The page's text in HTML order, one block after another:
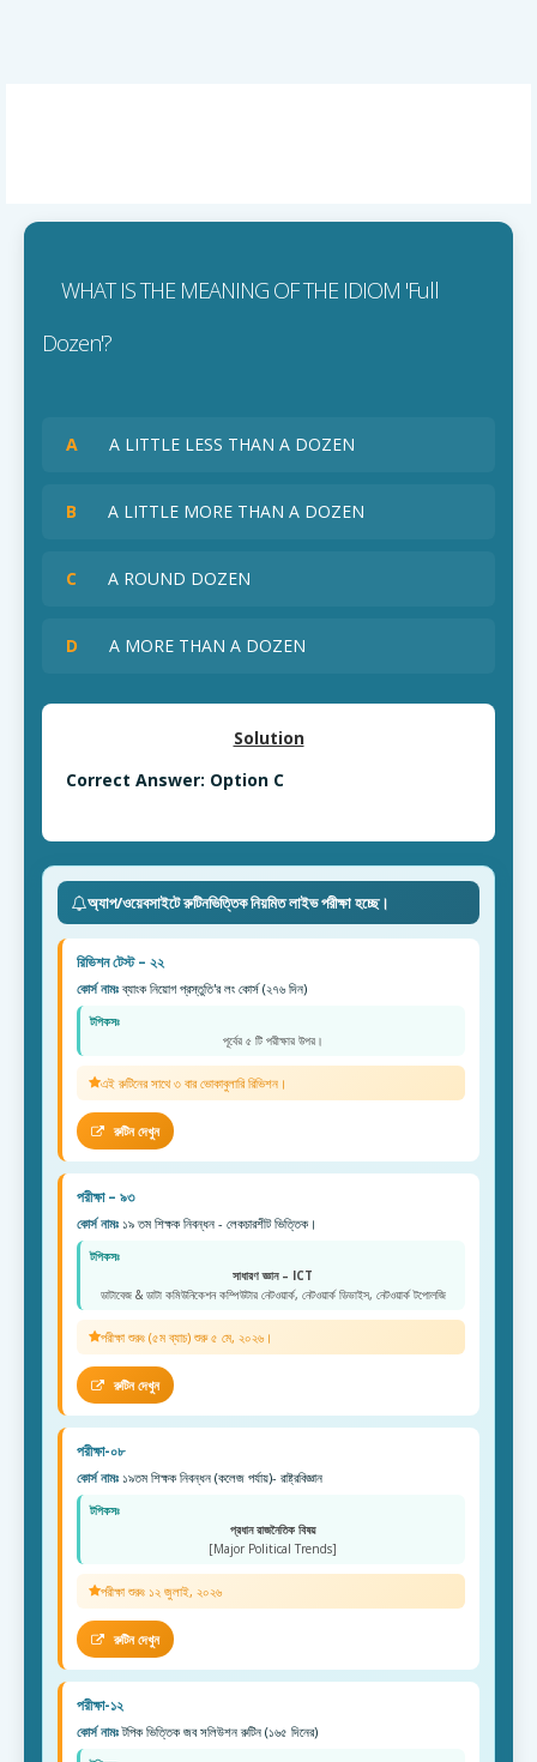
WHAT IS THE MEANING OF THE IDIOM 'Full
Dozen'?
A A LITTLE LESS THAN A DOZEN
B A LITTLE MORE THAN A DOZEN
C A ROUND DOZEN
D A MORE THAN A DOZEN
Solution
Correct Answer: Option C
অ্যাপ/ওয়েবসাইটে রুটিনভিত্তিক নিয়মিত লাইভ পরীক্ষা হচ্ছে।
রিভিশন টেস্ট – ২২
কোর্স নামঃব্যাংক নিয়োগ প্রস্তুতি'র লং কোর্স (২৭৬ দিন)
টপিকসঃ
পূর্বের ৫ টি পরীক্ষার উপর।
এই রুটিনের সাথে ৩ বার ভোকাবুলারি রিভিশন।
রুটিন দেখুন
পরীক্ষা – ৯৩
কোর্স নামঃ ১৯ তম শিক্ষক নিবন্ধন - লেকচারশীট ভিত্তিক।
টপিকসঃ
সাধারণ জ্ঞান – ICT
ডাটাবেজ & ডাটা কমিউনিকেশন কম্পিউটার নেটওয়ার্ক, নেটওয়ার্ক ডিভাইস, নেটওয়ার্ক টপোলজি
পরীক্ষা শুরুঃ (৫ম ব্যাচ) শুরু ৫ মে, ২০২৬।
রুটিন দেখুন
পরীক্ষা-০৮
কোর্স নামঃ ১৯তম শিক্ষক নিবন্ধন (কলেজ পর্যায়)- রাষ্ট্রবিজ্ঞান
টপিকসঃ
প্রধান রাজনৈতিক বিষয়
[Major Political Trends]
পরীক্ষা শুরুঃ ১২ জুলাই, ২০২৬
রুটিন দেখুন
পরীক্ষা-১২
কোর্স নামঃটপিক ভিত্তিক জব সলিউশন রুটিন (১৬৫ দিনের)